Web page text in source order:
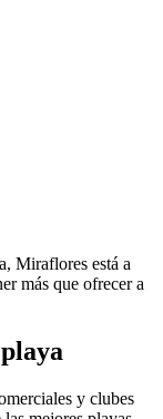
Miraflores está a
más que ofrecer a
y clubes